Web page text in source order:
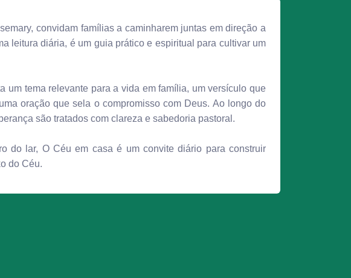
convidam famílias a caminharem juntas em direção a
leitura diária, é um guia prático e espiritual para cultivar um
tema relevante para a vida em família, um versículo que
oração que sela o compromisso com Deus. Ao longo do
são tratados com clareza e sabedoria pastoral.
do lar, O Céu em casa é um convite diário para construir
do Céu.